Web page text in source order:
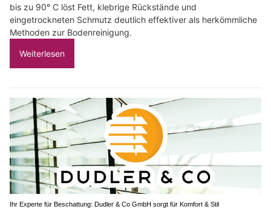
bis zu 90° C löst Fett, klebrige Rückstände und
eingetrockneten Schmutz deutlich effektiver als herkömmliche
Methoden zur Bodenreinigung.
Weiterlesen
Ihr Experte für Beschattung: Dudler & Co GmbH sorgt für Komfort & Stil